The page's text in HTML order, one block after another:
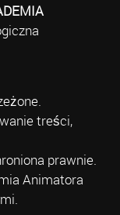
treści,
prawnie.
Animatora